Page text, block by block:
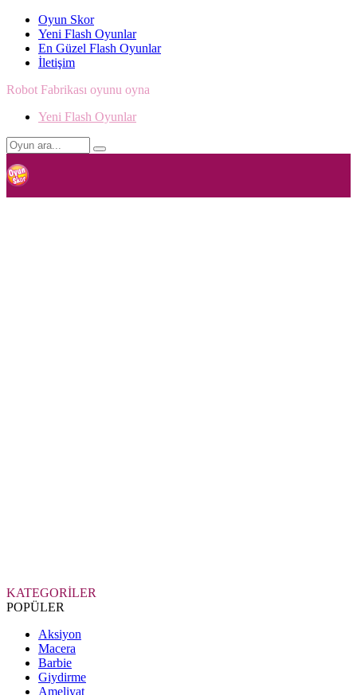
Oyun Skor
Yeni Flash Oyunlar
En Güzel Flash Oyunlar
İletişim
Robot Fabrikası oyunu oyna
Yeni Flash Oyunlar
KATEGORİLER
POPÜLER
Aksiyon
Macera
Barbie
Giydirme
Ameliyat